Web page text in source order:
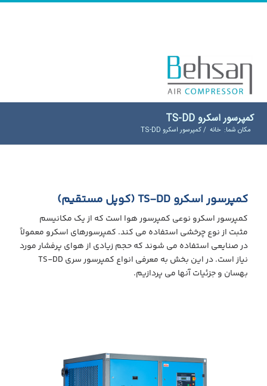
کمپرسور اسکرو TS-DD
مکان شما: خانه /کمپرسور اسکرو TS-DD
کمپرسور اسکرو نوعی کمپرسور هوا است که از یک مکانیسم
مثبت از نوع چرخشی استفاده می کند. کمپرسورهای اسکرو معمولاً
در صنایعی استفاده می شوند که حجم زیادی از هوای پرفشار مورد
نیاز است. در این بخش به معرفی انواع کمپرسور سری TS-DD
بهسان و جزئیات آنها می پردازیم.
کمپرسور اسکرو TS-DD (کوپل مستقیم)